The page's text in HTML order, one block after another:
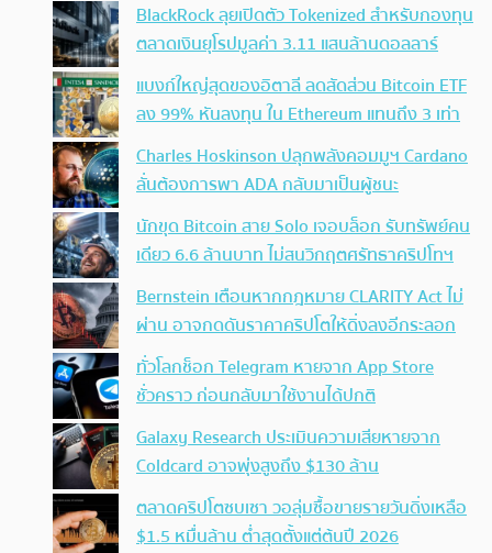
BlackRock ลุยเปิดตัว Tokenized สำหรับกองทุน
ตลาดเงินยุโรปมูลค่า 3.11 แสนล้านดอลลาร์
แบงก์ใหญ่สุดของอิตาลี ลดสัดส่วน Bitcoin ETF
ลง 99% หันลงทุน ใน Ethereum แทนถึง 3 เท่า
Charles Hoskinson ปลุกพลังคอมมูฯ Cardano
ลั่นต้องการพา ADA กลับมาเป็นผู้ชนะ
นักขุด Bitcoin สาย Solo เจอบล็อก รับทรัพย์คน
เดียว 6.6 ล้านบาท ไม่สนวิกฤตศรัทธาคริปโทฯ
Bernstein เตือนหากกฎหมาย CLARITY Act ไม่
ผ่าน อาจกดดันราคาคริปโตให้ดิ่งลงอีกระลอก
ทั่วโลกช็อก Telegram หายจาก App Store
ชั่วคราว ก่อนกลับมาใช้งานได้ปกติ
Galaxy Research ประเมินความเสียหายจาก
Coldcard อาจพุ่งสูงถึง $130 ล้าน
ตลาดคริปโตซบเซา วอลุ่มซื้อขายรายวันดิ่งเหลือ
$1.5 หมื่นล้าน ต่ำสุดตั้งแต่ต้นปี 2026